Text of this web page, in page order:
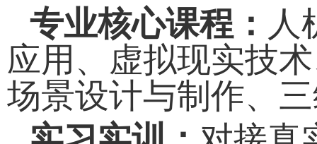
专业核心课程 ： 人
应用、虚拟现实技
场景设计与制作、